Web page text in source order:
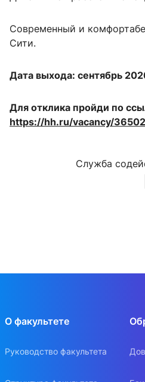
Современный и
Сити.
Дата выхода: сентябрь
Для отклика пройди по
https://hh.ru/vacancy/
Служба
О факультете
Руководство факультета